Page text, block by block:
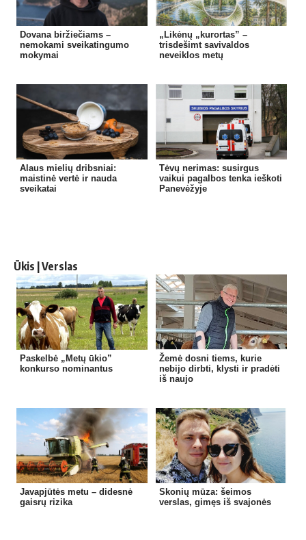
Dovana biržiečiams –
nemokami sveikatingumo
mokymai
„Likėnų „kurortas” –
trisdešimt savivaldos
neveiklos metų
Alaus mielių dribsniai:
maistinė vertė ir nauda
sveikatai
Tėvų nerimas: susirgus
vaikui pagalbos tenka ieškoti
Panevėžyje
Ūkis | Verslas
Paskelbė „Metų ūkio”
konkurso nominantus
Žemė dosni tiems, kurie
nebijo dirbti, klysti ir pradėti
iš naujo
Javapjūtės metu – didesnė
gaisrų rizika
Skonių mūza: šeimos
verslas, gimęs iš svajonės